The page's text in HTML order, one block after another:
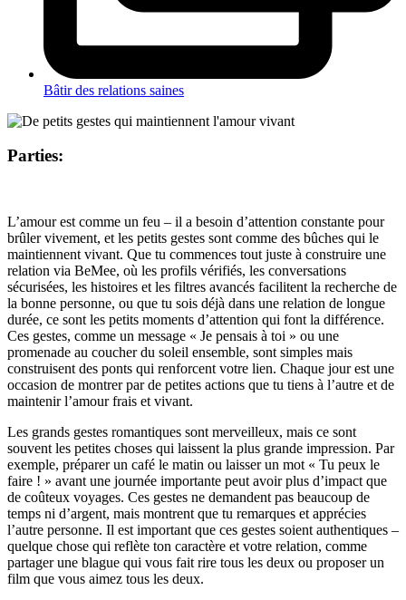
Bâtir des relations saines
Parties:
L’amour est comme un feu – il a besoin d’attention constante pour
brûler vivement, et les petits gestes sont comme des bûches qui le
maintiennent vivant. Que tu commences tout juste à construire une
relation via BeMee, où les profils vérifiés, les conversations
sécurisées, les histoires et les filtres avancés facilitent la recherche de
la bonne personne, ou que tu sois déjà dans une relation de longue
durée, ce sont les petits moments d’attention qui font la différence.
Ces gestes, comme un message « Je pensais à toi » ou une
promenade au coucher du soleil ensemble, sont simples mais
construisent des ponts qui renforcent votre lien. Chaque jour est une
occasion de montrer par de petites actions que tu tiens à l’autre et de
maintenir l’amour frais et vivant.
Les grands gestes romantiques sont merveilleux, mais ce sont
souvent les petites choses qui laissent la plus grande impression. Par
exemple, préparer un café le matin ou laisser un mot « Tu peux le
faire ! » avant une journée importante peut avoir plus d’impact que
de coûteux voyages. Ces gestes ne demandent pas beaucoup de
temps ni d’argent, mais montrent que tu remarques et apprécies
l’autre personne. Il est important que ces gestes soient authentiques –
quelque chose qui reflète ton caractère et votre relation, comme
partager une blague qui vous fait rire tous les deux ou proposer un
film que vous aimez tous les deux.